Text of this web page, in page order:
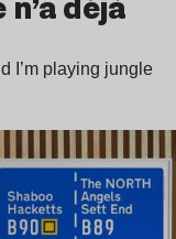
I’m playing jungle